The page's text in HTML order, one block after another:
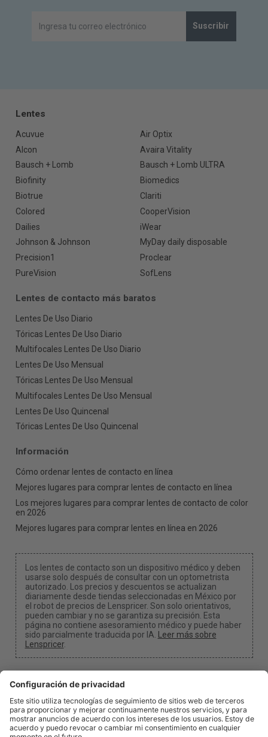
Suscribir
Lentes
Acuvue
Air Optix
Alcon
Avaira Vitality
Bausch + Lomb
Bausch + Lomb ULTRA
Biofinity
Biomedics
Biotrue
Clariti
Colored
CooperVision
Dailies
iWear
Johnson & Johnson
MyDay daily disposable
Precision1
Proclear
PureVision
SofLens
Lentes de contacto más baratos
Lentes De Uso Diario
Tóricas Lentes De Uso Diario
Multifocales Lentes De Uso Diario
Lentes De Uso Mensual
Tóricas Lentes De Uso Mensual
Multifocales Lentes De Uso Mensual
Lentes De Uso Quincenal
Tóricas Lentes De Uso Quincenal
Información
Cómo ordenar lentes de contacto en línea
Mejores lugares para comprar lentes de contacto en línea
Los mejores lugares para comprar lentes de contacto de color
en 2026
Mejores lugares para comprar lentes en línea en 2026
Los lentes de contacto son un dispositivo médico y deben
usarse solo después de consultar con un optometrista
autorizado. Los precios y descuentos se actualizan
diariamente desde tiendas seleccionadas en México por
el robot de precios de Lenspricer. Son solo orientativos,
pueden cambiar y no se garantiza su precisión. Esta
página no contiene asesoramiento médico y puede haber
sido parcialmente traducida por IA. Leer más sobre
Lenspricer.
Configuración de cookies y privacidad